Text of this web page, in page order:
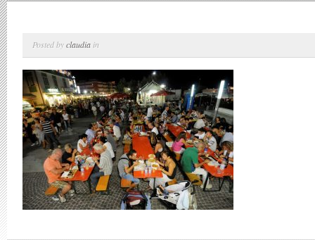
Posted byclaudia in